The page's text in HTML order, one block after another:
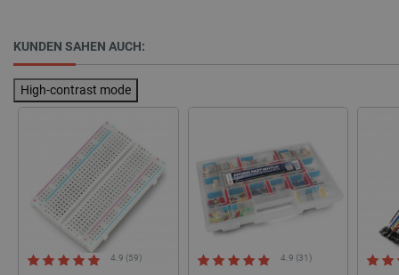
KUNDEN SAHEN AUCH:
High-contrast mode
4.9 (59) 4.9 (31)
_lb .botland.de